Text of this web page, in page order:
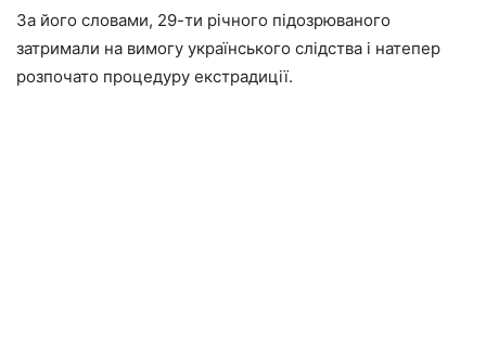
За його словами, 29-ти річного підозрюваного
затримали на вимогу українського слідства і натепер
розпочато процедуру екстрадиції.